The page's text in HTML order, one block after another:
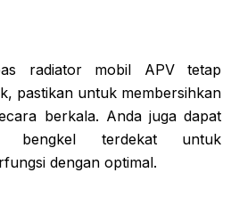
radiator mobil APV tetap
pastikan untuk membersihkan
berkala. Anda juga dapat
bengkel terdekat untuk
dengan optimal.